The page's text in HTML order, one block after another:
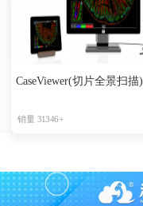
CaseViewer(切片全景扫描)
销量 31346+